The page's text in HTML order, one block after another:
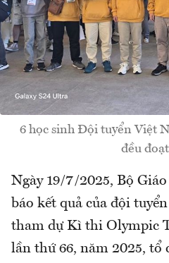
6 học sinh Đội tuyển Việt
đều
Ngày 19/7/2025, Bộ
báo kết quả của đội
tham dự Kì thi Olympic
lần thứ 66, năm 2025, tổ